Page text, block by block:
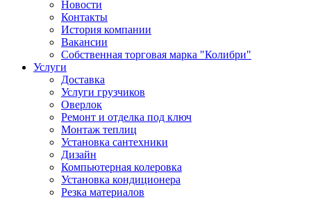
Новости
Контакты
История компании
Вакансии
Собственная торговая марка "Колибри"
Услуги
Доставка
Услуги грузчиков
Оверлок
Ремонт и отделка под ключ
Монтаж теплиц
Установка сантехники
Дизайн
Компьютерная колеровка
Установка кондиционера
Резка материалов